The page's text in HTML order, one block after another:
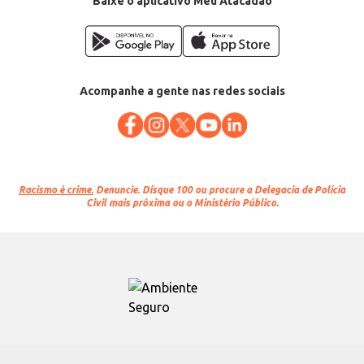
Acompanhe a gente nas redes sociais
Racismo é crime. Denuncie. Disque 100 ou procure a Delegacia de Polícia
Civil mais próxima ou o Ministério Público.